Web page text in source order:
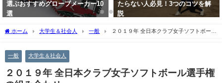
選ぶおすすめグローブメーカー10
選
たらない人必見！3つのコツを解
説
ホーム 大学生＆社会人 一般
２０１９年 全日本クラブ女子ソフトボール
一般 大学生＆社会人
２０１９年 全日本クラブ女子ソフトボール選手権